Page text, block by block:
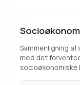
Sammenligning
med det
socioøkonomiske